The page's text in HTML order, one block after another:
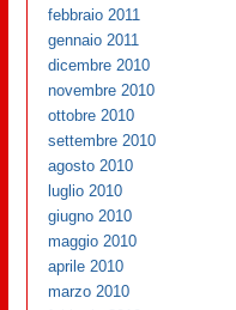
febbraio 2011
gennaio 2011
dicembre 2010
novembre 2010
ottobre 2010
settembre 2010
agosto 2010
luglio 2010
giugno 2010
maggio 2010
aprile 2010
marzo 2010